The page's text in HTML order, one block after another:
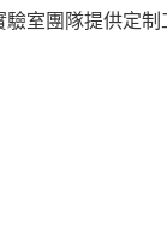
室團隊提供定制